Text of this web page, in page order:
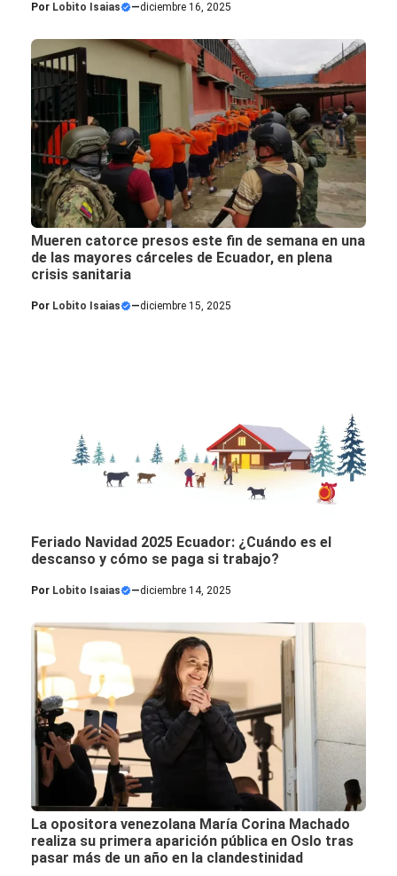
Por Lobito Isaias —diciembre 16, 2025
Mueren catorce presos este fin de semana en una
de las mayores cárceles de Ecuador, en plena
crisis sanitaria
Por Lobito Isaias —diciembre 15, 2025
Feriado Navidad 2025 Ecuador: ¿Cuándo es el
descanso y cómo se paga si trabajo?
Por Lobito Isaias —diciembre 14, 2025
La opositora venezolana María Corina Machado
realiza su primera aparición pública en Oslo tras
pasar más de un año en la clandestinidad